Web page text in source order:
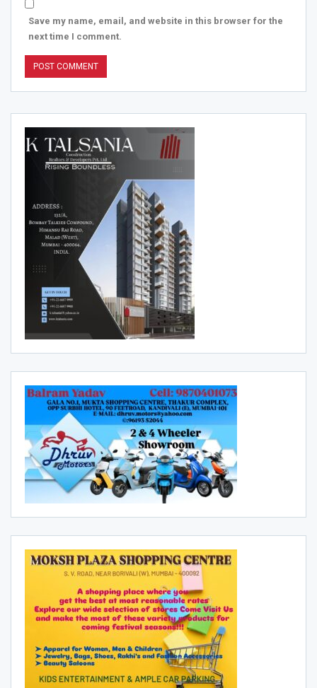
Save my name, email, and website in this browser for the
next time I comment.